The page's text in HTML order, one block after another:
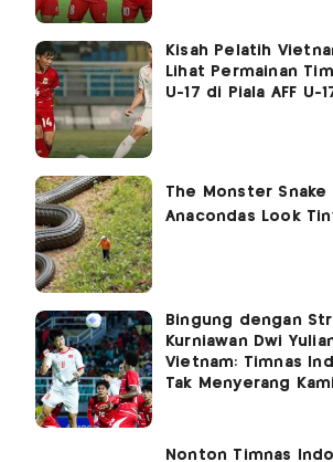
Kisah Pelatih
Lihat Permainan
U-17 di Piala AFF U-
Bingung dengan
Kurniawan Dwi
Vietnam: Timnas
Tak Menyerang Kami
Nonton Timnas